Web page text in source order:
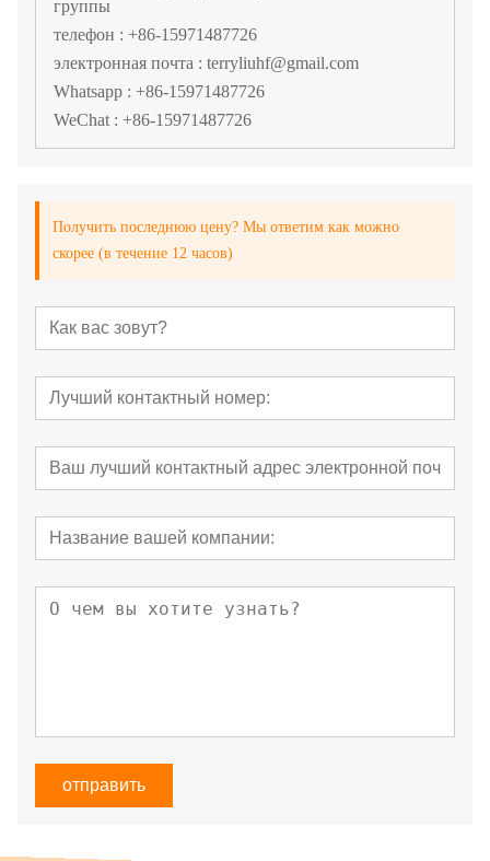
группы
телефон : +86-15971487726
электронная почта : terryliuhf@gmail.com
Whatsapp : +86-15971487726
WeChat : +86-15971487726
Получить последнюю цену? Мы ответим как можно
скорее (в течение 12 часов)
отправить